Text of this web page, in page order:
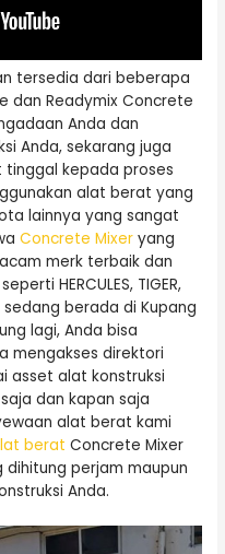
tersedia dari beberapa
dan Readymix Concrete
Anda dan
Anda, sekarang juga
kepada proses
alat berat yang
lainnya yang sangat
Concrete Mixer yang
merk terbaik dan
HERCULES, TIGER,
sedang berada di Kupang
lagi, Anda bisa
mengakses direktori
asset alat konstruksi
dan kapan saja
alat berat kami
berat Concrete Mixer
perjam maupun
Anda.